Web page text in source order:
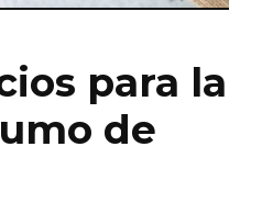
para la
de